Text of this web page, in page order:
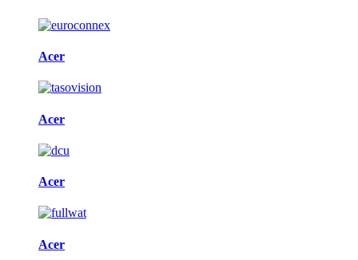
Acer
Acer
Acer
Acer